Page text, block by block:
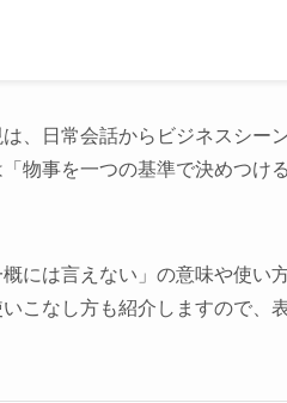
、日常会話からビジネスシ
物事を一つの基準で決めつけ
には言えない」の意味や使い
こなし方も紹介しますので、